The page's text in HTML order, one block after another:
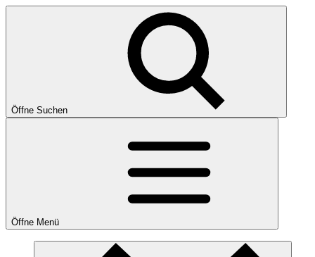
Öffne Suchen
Öffne Menü